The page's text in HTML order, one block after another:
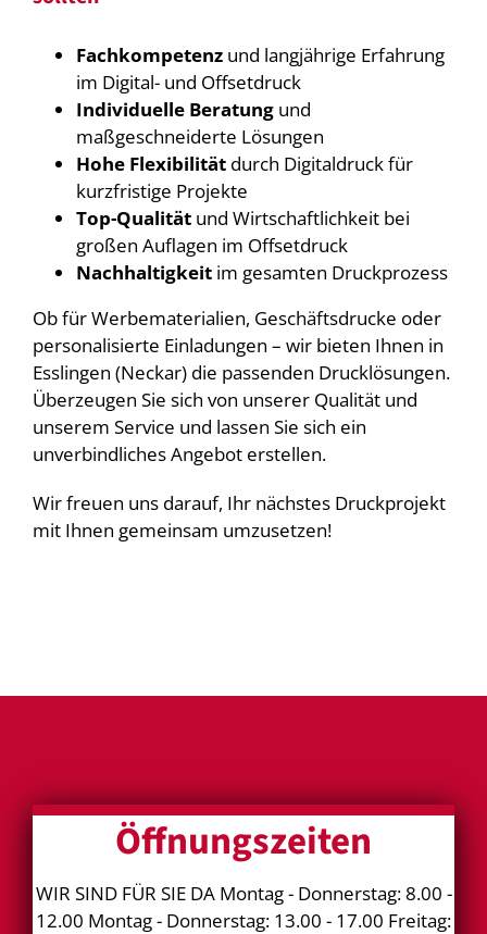
Fachkompetenzund langjährige Erfahrung
im Digital- und Offsetdruck
Individuelle Beratungund
maßgeschneiderte Lösungen
Hohe Flexibilitätdurch Digitaldruck für
kurzfristige Projekte
Top-Qualitätund Wirtschaftlichkeit bei
großen Auflagen im Offsetdruck
Nachhaltigkeitim gesamten Druckprozess
Ob für Werbematerialien, Geschäftsdrucke oder
personalisierte Einladungen – wir bieten Ihnen in
Esslingen (Neckar) die passenden Drucklösungen.
Überzeugen Sie sich von unserer Qualität und
unserem Service und lassen Sie sich ein
unverbindliches Angebot erstellen.
Wir freuen uns darauf, Ihr nächstes Druckprojekt
mit Ihnen gemeinsam umzusetzen!
Öffnungszeiten
WIR SIND FÜR SIE DA Montag - Donnerstag: 8.00 -
12.00 Montag - Donnerstag: 13.00 - 17.00 Freitag: